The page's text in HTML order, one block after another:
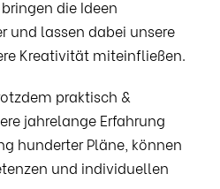
die Ideen
und lassen dabei unsere
Kreativität miteinfließen.
praktisch &
jahrelange Erfahrung
hunderter Pläne, können
und individuellen